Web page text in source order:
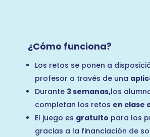
¿Cómo funciona?
Los retos se ponen a
profesor a través de una
Durante 3 semanas,los
completan los retos en clase
El juego es gratuito para los
gracias a la financiación de